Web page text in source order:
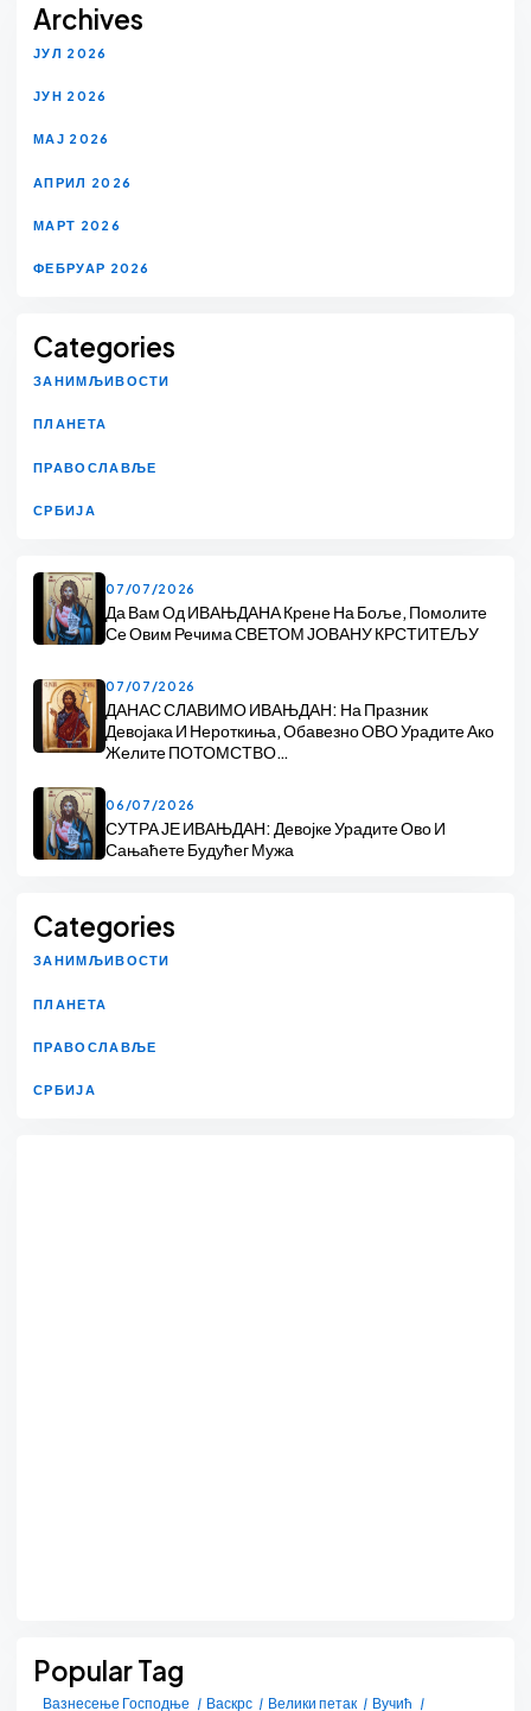
Archives
ЈУЛ 2026
ЈУН 2026
МАЈ 2026
АПРИЛ 2026
МАРТ 2026
ФЕБРУАР 2026
Categories
ЗАНИМЉИВОСТИ
ПЛАНЕТА
ПРАВОСЛАВЉЕ
СРБИЈА
07/07/2026
Да Вам Од ИВАЊДАНА Крене На Боље, Помолите
Се Овим Речима СВЕТОМ ЈОВАНУ КРСТИТЕЉУ
07/07/2026
ДАНАС СЛАВИМО ИВАЊДАН: На Празник
Девојака И Нероткиња, Обавезно ОВО Урадите Ако
Желите ПОТОМСТВО…
06/07/2026
СУТРА ЈЕ ИВАЊДАН: Девојке Урадите Ово И
Сањаћете Будућег Мужа
Categories
ЗАНИМЉИВОСТИ
ПЛАНЕТА
ПРАВОСЛАВЉЕ
СРБИЈА
Popular Tag
Вазнесење Господње Васкрс Велики петак Вучић